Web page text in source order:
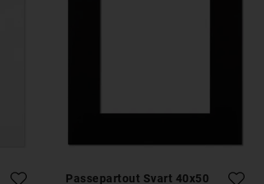
Passepartout Svart 40x50